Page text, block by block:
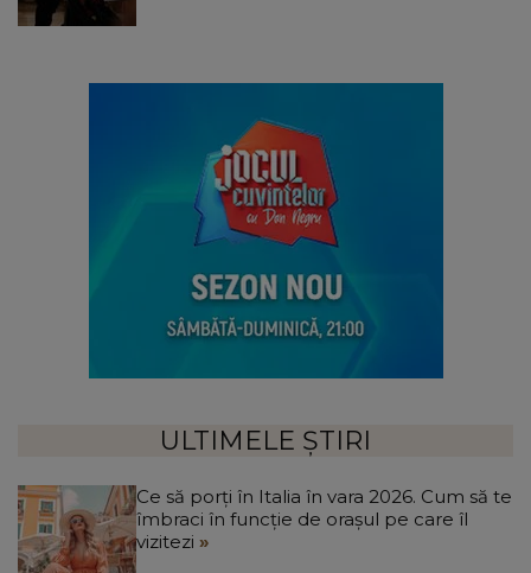
ULTIMELE ȘTIRI
Ce să porți în Italia în vara 2026. Cum să te
îmbraci în funcție de orașul pe care îl
vizitezi